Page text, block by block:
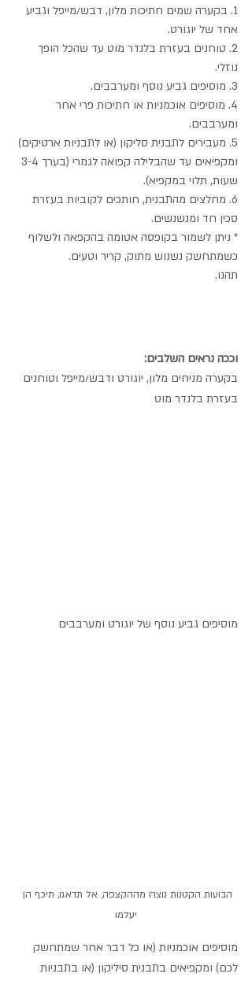
1. בקערה שמים חתיכות מלון, דבש/מייפל וגביע
אחד של יוגורט.
2. טוחנים בעזרת בלנדר מוט עד שהכל הופך
נוזלי.
3. מוסיפים גביע נוסף ומערבבים.
4. מוסיפים אוכמניות או חתיכות פרי אחר
ומערבבים.
5. מעבירים לתבנית סליקון (או לתבניות ארטיקים)
שעות, תלוי במקפיא).
6. מחלצים מהתבנית, חותכים לקוביות בעזרת
סכין חד ומנשנשים.
* ניתן לשמור בקופסה אטומה בהקפאה ולשלוף
כשמתחשק נשנוש מתוק, קריר וטעים.
תהנו.
וככה נראים השלבים:
בקערה מניחים מלון, יוגורט ודבש/מייפל וטוחנים
בעזרת בלנדר מוט
מוסיפים גביע נוסף של יוגורט ומערבבים
הבועות הקטנות נוצרו מההקצפה, אל תדאגו, תיכף הן
יעלמו
מוסיפים אוכמניות (או כל דבר אחר שמתחשק
לכם) ומקפיאים בתבנית סיליקון (או בתבניות